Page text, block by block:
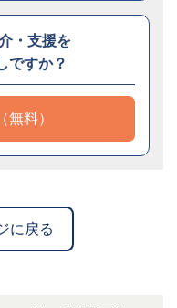
・支援を
ですか？
無料）
に戻る